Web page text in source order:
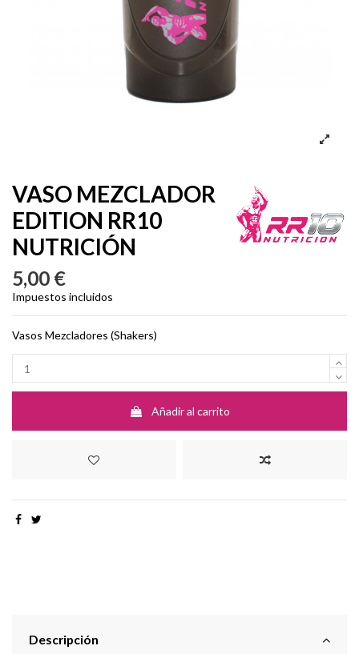
VASO MEZCLADOR
EDITION RR10
NUTRICIÓN
5,00 €
Impuestos incluidos
Vasos Mezcladores (Shakers)
Añadir al carrito
Descripción